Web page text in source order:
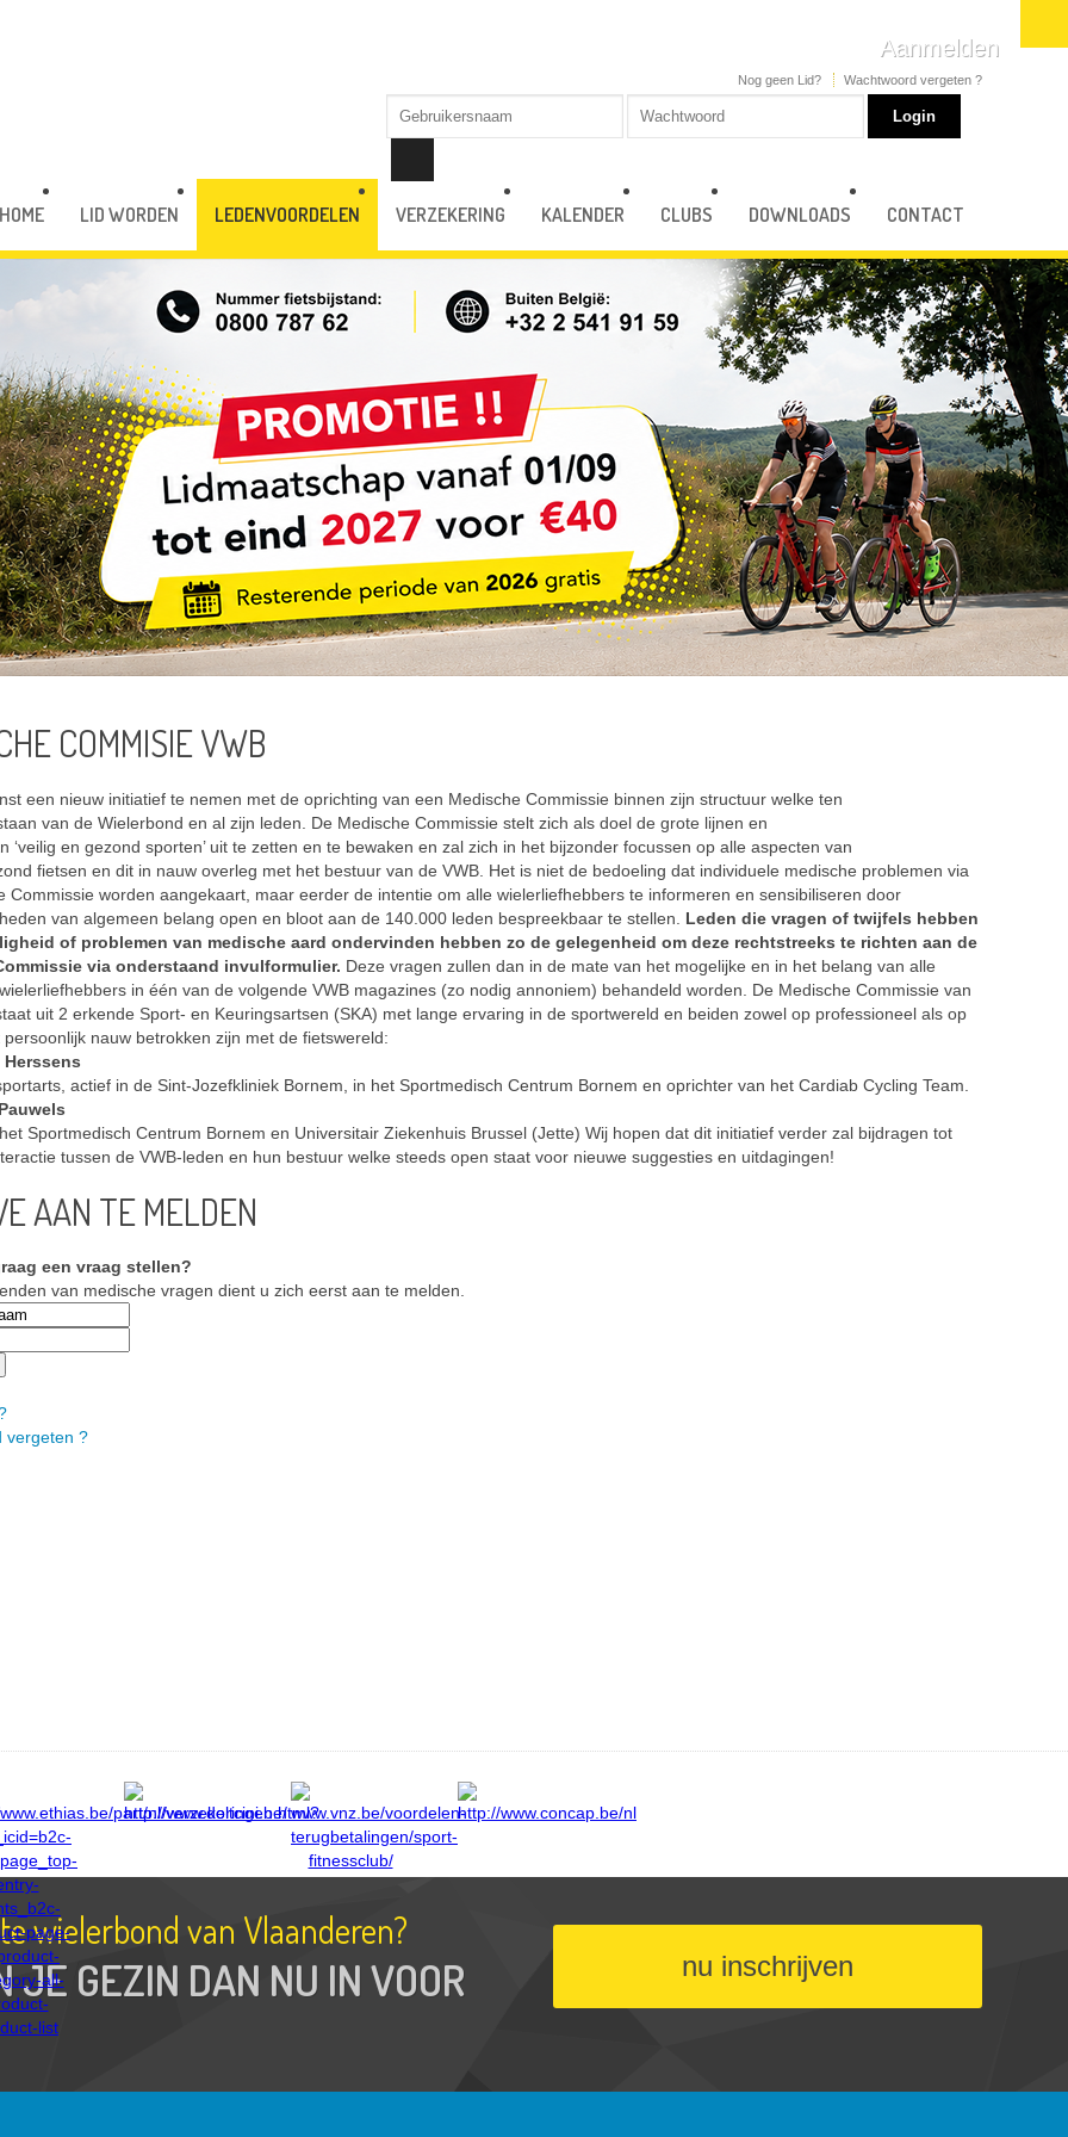
Aanmelden
Nog geen Lid? Wachtwoord vergeten ?
HOME LID WORDEN LEDENVOORDELEN VERZEKERING KALENDER CLUBS DOWNLOADS CONTACT
COMMISIE VWB
een nieuw initiatief te nemen met de oprichting van een Medische Commissie binnen zijn structuur welke ten
van de Wielerbond en al zijn leden. De Medische Commissie stelt zich als doel de grote lijnen en
‘veilig en gezond sporten’ uit te zetten en te bewaken en zal zich in het bijzonder focussen op alle aspecten van
fietsen en dit in nauw overleg met het bestuur van de VWB. Het is niet de bedoeling dat individuele medische problemen via
Commissie worden aangekaart, maar eerder de intentie om alle wielerliefhebbers te informeren en sensibiliseren door
van algemeen belang open en bloot aan de 140.000 leden bespreekbaar te stellen. Leden die vragen of twijfels hebben
of problemen van medische aard ondervinden hebben zo de gelegenheid om deze rechtstreeks te richten aan de
via onderstaand invulformulier. Deze vragen zullen dan in de mate van het mogelijke en in het belang van alle
in één van de volgende VWB magazines (zo nodig annoniem) behandeld worden. De Medische Commissie van
uit 2 erkende Sport- en Keuringsartsen (SKA) met lange ervaring in de sportwereld en beiden zowel op professioneel als op
nauw betrokken zijn met de fietswereld:
Herssens
actief in de Sint-Jozefkliniek Bornem, in het Sportmedisch Centrum Bornem en oprichter van het Cardiab Cycling Team.
Sportmedisch Centrum Bornem en Universitair Ziekenhuis Brussel (Jette) Wij hopen dat dit initiatief verder zal bijdragen tot
tussen de VWB-leden en hun bestuur welke steeds open staat voor nieuwe suggesties en uitdagingen!
AAN TE MELDEN
een vraag stellen?
van medische vragen dient u zich eerst aan te melden.
vergeten ?
wielerbond van Vlaanderen?
GEZIN DAN NU IN VOOR
nu inschrijven